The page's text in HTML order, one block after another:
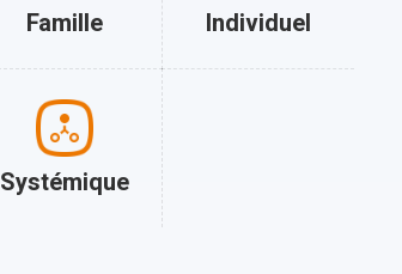
Famille Individuel
Systémique